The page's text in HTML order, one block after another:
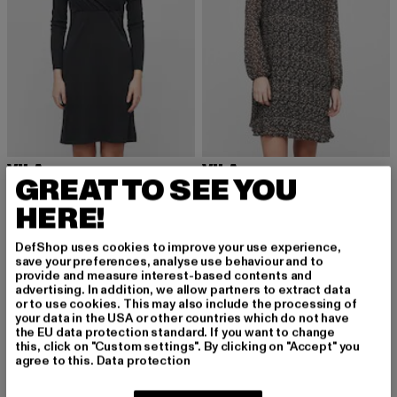
VILA
VIMODALA L/S WRAP MIDI DRESS/SU - NOOS
20,15 EUR
Derzeitiger Preis: 20,15 EUR
35,99 EUR Aktionspreis: 35,99 EUR
VILA
25,80 EUR
Derzeitiger Preis: 25,80 EUR
59,99 EUR
-43% -48%
GREAT TO SEE YOU
HERE!
DefShop uses cookies to improve your use experience,
save your preferences, analyse use behaviour and to
provide and measure interest-based contents and
advertising. In addition, we allow partners to extract data
or to use cookies. This may also include the processing of
your data in the USA or other countries which do not have
the EU data protection standard. If you want to change
this, click on "Custom settings". By clicking on "Accept" you
agree to this. Data protection